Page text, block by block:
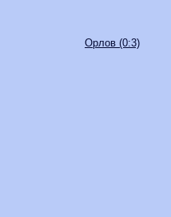
Орлов (0:3)